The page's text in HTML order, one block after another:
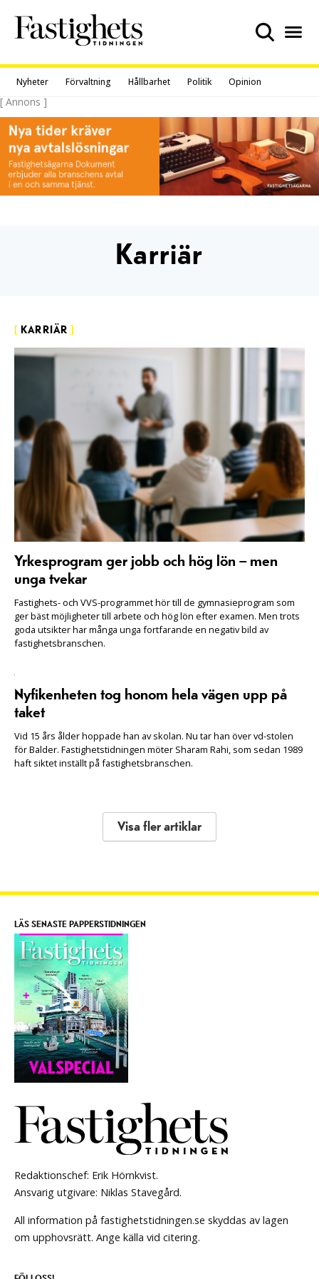
content
Nyheter Förvaltning Hållbarhet Politik Opinion
[ Annons ]
Karriär
KARRIÄR
Yrkesprogram ger jobb och hög lön – men
unga tvekar
Fastighets- och VVS-programmet hör till de gymnasieprogram som
ger bäst möjligheter till arbete och hög lön efter examen. Men trots
goda utsikter har många unga fortfarande en negativ bild av
fastighetsbranschen.
Nyfikenheten tog honom hela vägen upp på
taket
Vid 15 års ålder hoppade han av skolan. Nu tar han över vd-stolen
för Balder. Fastighetstidningen möter Sharam Rahi, som sedan 1989
haft siktet inställt på fastighetsbranschen.
Visa fler artiklar
Redaktionschef: Erik Hörnkvist.
Ansvarig utgivare: Niklas Stavegård.
All information på fastighetstidningen.se skyddas av lagen
om upphovsrätt. Ange källa vid citering.
LÄS SENASTE PAPPERSTIDNINGEN